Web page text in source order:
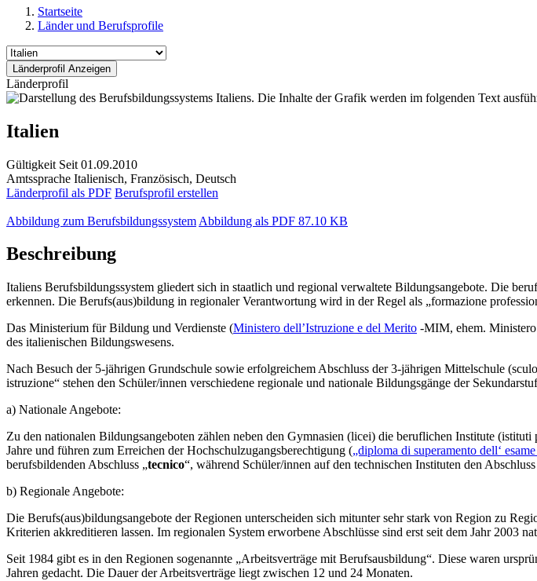
Startseite
Länder und Berufsprofile
Länderprofil
Italien
Gültigkeit Seit 01.09.2010
Amtssprache Italienisch, Französisch, Deutsch
Länderprofil als PDF Berufsprofil erstellen
Abbildung zum Berufsbildungssystem Abbildung als PDF 87.10 KB
Beschreibung
Italiens Berufsbildungssystem gliedert sich in staatlich und regional verwaltete Bildungsangebote. Die
erkennen. Die Berufs(aus)bildung in regionaler Verantwortung wird in der Regel als „formazione
Das Ministerium für Bildung und Verdienste (Ministero dell’Istruzione e del Merito -MIM, ehem.
des italienischen Bildungswesens.
Nach Besuch der 5-jährigen Grundschule sowie erfolgreichem Abschluss der 3-jährigen Mittelschule
istruzione“ stehen den Schüler/innen verschiedene regionale und nationale Bildungsgänge der
a) Nationale Angebote:
Zu den nationalen Bildungsangeboten zählen neben den Gymnasien (licei) die beruflichen Institute
Jahre und führen zum Erreichen der Hochschulzugangsberechtigung („diploma di superamento dell‘
berufsbildenden Abschluss „tecnico“, während Schüler/innen auf den technischen Instituten den Abschluss
b) Regionale Angebote:
Die Berufs(aus)bildungsangebote der Regionen unterscheiden sich mitunter sehr stark von Region zu
Kriterien akkreditieren lassen. Im regionalen System erworbene Abschlüsse sind erst seit dem Jahr 2003
Seit 1984 gibt es in den Regionen sogenannte „Arbeitsverträge mit Berufsausbildung“. Diese waren
Jahren gedacht. Die Dauer der Arbeitsverträge liegt zwischen 12 und 24 Monaten.